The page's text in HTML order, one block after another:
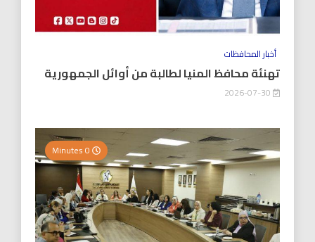
أخبار المحافظات
تهنئة محافظ المنيا لطالبة من أوائل الجمهورية